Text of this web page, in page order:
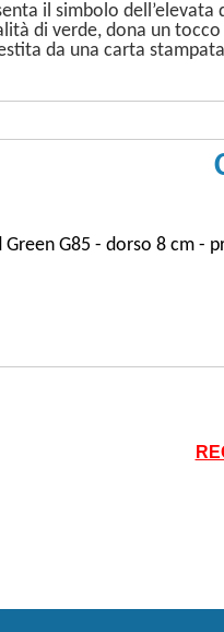
il simbolo
di verde, dona un
da una carta
G85 - dorso 8 cm -